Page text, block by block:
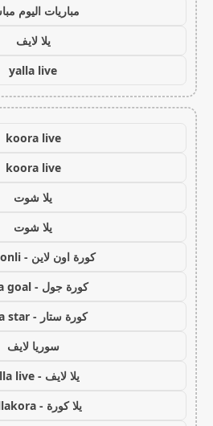
مباريات اليوم
يلا لايف
yalla live
koora live
koora live
يلا شوت
يلا شوت
كورة اون لاين - kora onli
كورة جول - kora goal
كورة ستار - kora star
سوريا لايف
يلا لايف - yalla live
يلا كورة - yallakora